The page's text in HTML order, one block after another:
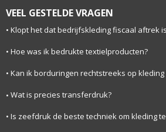
VEEL GESTELDE VRAGEN
Klopt het dat bedrijfskleding fiscaal aftrek
Hoe was ik bedrukte textielproducten?
Kan ik borduringen rechtstreeks op
Wat is precies transferdruk?
Is zeefdruk de beste techniek om kleding